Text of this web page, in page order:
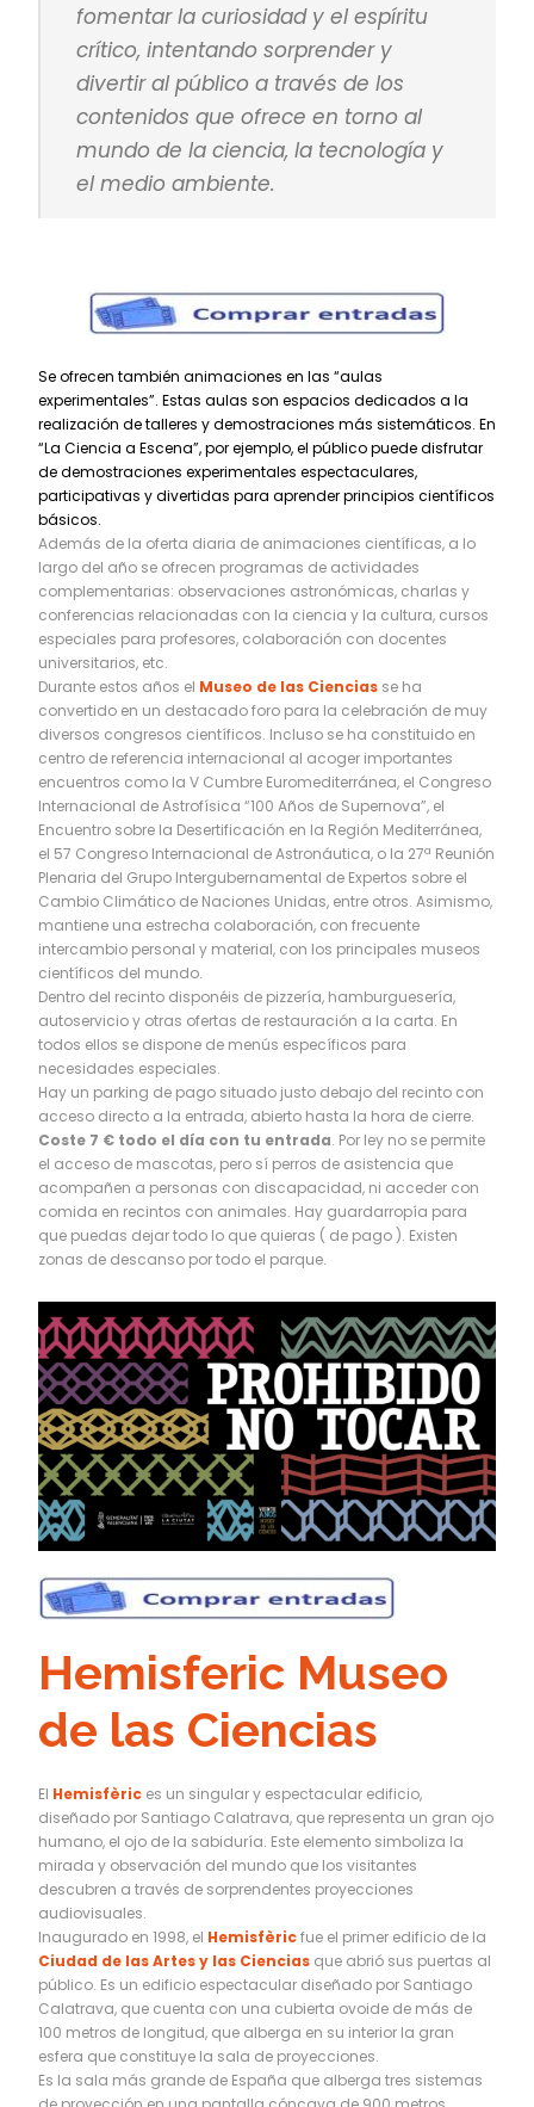
fomentar la curiosidad y el espíritu
crítico, intentando sorprender y
divertir al público a través de los
contenidos que ofrece en torno al
mundo de la ciencia, la tecnología y
el medio ambiente.
Se ofrecen también animaciones en las “aulas
experimentales”. Estas aulas son espacios dedicados a la
realización de talleres y demostraciones más sistemáticos. En
“La Ciencia a Escena”, por ejemplo, el público puede disfrutar
de demostraciones experimentales espectaculares,
participativas y divertidas para aprender principios científicos
básicos.
Además de la oferta diaria de animaciones científicas, a lo
largo del año se ofrecen programas de actividades
complementarias: observaciones astronómicas, charlas y
conferencias relacionadas con la ciencia y la cultura, cursos
especiales para profesores, colaboración con docentes
universitarios, etc.
Durante estos años el Museo de las Ciencias se ha
convertido en un destacado foro para la celebración de muy
diversos congresos científicos. Incluso se ha constituido en
centro de referencia internacional al acoger importantes
encuentros como la V Cumbre Euromediterránea, el Congreso
Internacional de Astrofísica “100 Años de Supernova”, el
Encuentro sobre la Desertificación en la Región Mediterránea,
el 57 Congreso Internacional de Astronáutica, o la 27ª Reunión
Plenaria del Grupo Intergubernamental de Expertos sobre el
Cambio Climático de Naciones Unidas, entre otros. Asimismo,
mantiene una estrecha colaboración, con frecuente
intercambio personal y material, con los principales museos
científicos del mundo.
Dentro del recinto disponéis de pizzería, hamburguesería,
autoservicio y otras ofertas de restauración a la carta. En
todos ellos se dispone de menús específicos para
necesidades especiales.
Hay un parking de pago situado justo debajo del recinto con
acceso directo a la entrada, abierto hasta la hora de cierre.
Coste 7 € todo el día con tu entrada. Por ley no se permite
el acceso de mascotas, pero sí perros de asistencia que
acompañen a personas con discapacidad, ni acceder con
comida en recintos con animales. Hay guardarropía para
que puedas dejar todo lo que quieras ( de pago ). Existen
zonas de descanso por todo el parque.
Hemisferic Museo
de las Ciencias
El Hemisfèric es un singular y espectacular edificio,
diseñado por Santiago Calatrava, que representa un gran ojo
humano, el ojo de la sabiduría. Este elemento simboliza la
mirada y observación del mundo que los visitantes
descubren a través de sorprendentes proyecciones
audiovisuales.
Inaugurado en 1998, el Hemisfèricfue el primer edificio de la
Ciudad de las Artes y las Ciencias que abrió sus puertas al
público. Es un edificio espectacular diseñado por Santiago
Calatrava, que cuenta con una cubierta ovoide de más de
100 metros de longitud, que alberga en su interior la gran
esfera que constituye la sala de proyecciones.
Es la sala más grande de España que alberga tres sistemas